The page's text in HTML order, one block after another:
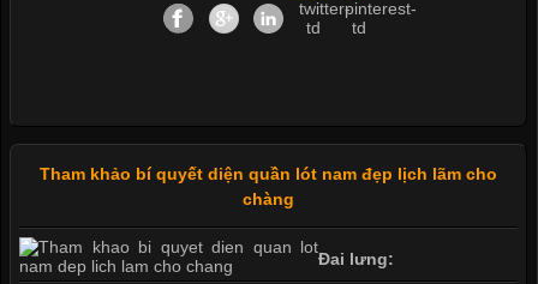
Tham khảo bí quyết diện quần lót nam đẹp lịch lãm cho
chàng
Đai lưng: